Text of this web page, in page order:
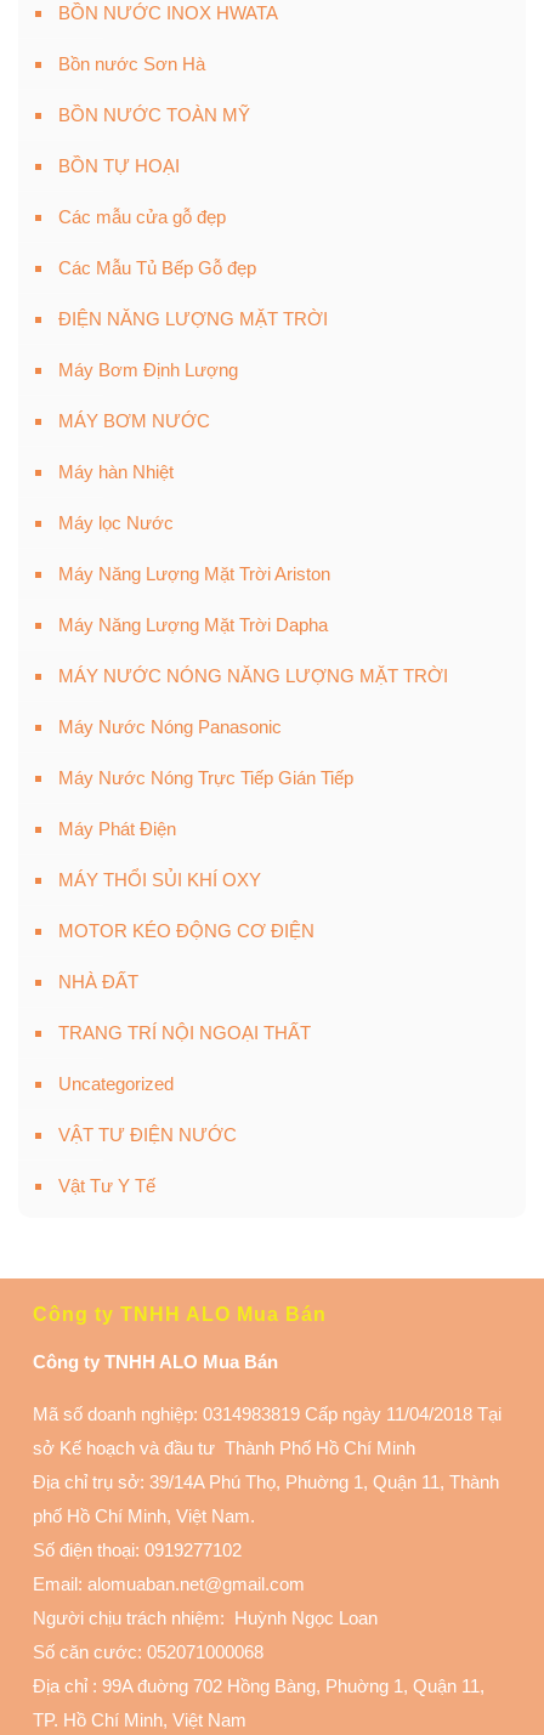
BỒN NƯỚC INOX HWATA
Bồn nước Sơn Hà
BỒN NƯỚC TOÀN MỸ
BỒN TỰ HOẠI
Các mẫu cửa gỗ đẹp
Các Mẫu Tủ Bếp Gỗ đẹp
ĐIỆN NĂNG LƯỢNG MẶT TRỜI
Máy Bơm Định Lượng
MÁY BƠM NƯỚC
Máy hàn Nhiệt
Máy lọc Nước
Máy Năng Lượng Mặt Trời Ariston
Máy Năng Lượng Mặt Trời Dapha
MÁY NƯỚC NÓNG NĂNG LƯỢNG MẶT TRỜI
Máy Nước Nóng Panasonic
Máy Nước Nóng Trực Tiếp Gián Tiếp
Máy Phát Điện
MÁY THỔI SỦI KHÍ OXY
MOTOR KÉO ĐỘNG CƠ ĐIỆN
NHÀ ĐẤT
TRANG TRÍ NỘI NGOẠI THẤT
Uncategorized
VẬT TƯ ĐIỆN NƯỚC
Vật Tư Y Tế
Công ty TNHH ALO Mua Bán
Công ty TNHH ALO Mua Bán
Mã số doanh nghiệp: 0314983819 Cấp ngày 11/04/2018 Tại
sở Kế hoạch và đầu tư Thành Phố Hồ Chí Minh
Địa chỉ trụ sở: 39/14A Phú Thọ, Phuờng 1, Quận 11, Thành
phố Hồ Chí Minh, Việt Nam.
Số điện thoại: 0919277102
Email: alomuaban.net@gmail.com
Người chịu trách nhiệm: Huỳnh Ngọc Loan
Số căn cước: 052071000068
Địa chỉ : 99A đuờng 702 Hồng Bàng, Phuờng 1, Quận 11,
TP. Hồ Chí Minh, Việt Nam